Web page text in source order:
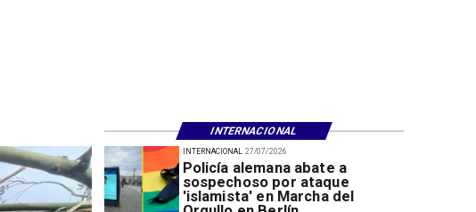
27/07/2026
Policía alemana abate a
sospechoso por ataque
'islamista' en Marcha del
INTERNACIONAL
INTERNACIONAL